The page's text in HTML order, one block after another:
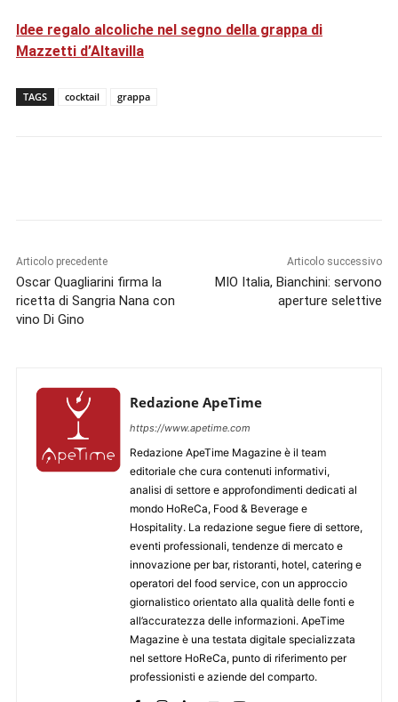
Idee regalo alcoliche nel segno della grappa di
Mazzetti d’Altavilla
TAGS cocktail grappa
Articolo precedente
Oscar Quagliarini firma la
ricetta di Sangria Nana con
vino Di Gino
Articolo successivo
MIO Italia, Bianchini: servono
aperture selettive
Redazione ApeTime
https://www.apetime.com
Redazione ApeTime Magazine è il team
editoriale che cura contenuti informativi,
analisi di settore e approfondimenti dedicati al
mondo HoReCa, Food & Beverage e
Hospitality. La redazione segue fiere di settore,
eventi professionali, tendenze di mercato e
innovazione per bar, ristoranti, hotel, catering e
operatori del food service, con un approccio
giornalistico orientato alla qualità delle fonti e
all’accuratezza delle informazioni. ApeTime
Magazine è una testata digitale specializzata
nel settore HoReCa, punto di riferimento per
professionisti e aziende del comparto.